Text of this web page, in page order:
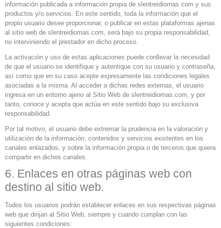
información publicada a información propia de slentreidiomas.com y sus
productos y/o servicios. En este sentido, toda la información que el
propio usuario desee proporcionar, o publicar en estas plataformas ajenas
al sitio web de slentreidiomas.com, será bajo su propia responsabilidad,
no interviniendo el prestador en dicho proceso.
La activación y uso de estas aplicaciones puede conllevar la necesidad
de que el usuario se identifique y autentique con su usuario y contraseña,
así como que en su caso acepte expresamente las condiciones legales
asociadas a la misma. Al acceder a dichas redes externas, el usuario
ingresa en un entorno ajeno al Sitio Web de slentreidiomas.com, y por
tanto, conoce y acepta que actúa en este sentido bajo su exclusiva
responsabilidad.
Por tal motivo, el usuario debe extremar la prudencia en la valoración y
utilización de la información, contenidos y servicios existentes en los
canales enlazados, y sobre la información propia o de terceros que quiera
compartir en dichos canales.
6. Enlaces en otras páginas web con
destino al sitio web.
Todos los usuarios podrán establecer enlaces en sus respectivas páginas
web que dirijan al Sitio Web, siempre y cuando cumplan con las
siguientes condiciones: